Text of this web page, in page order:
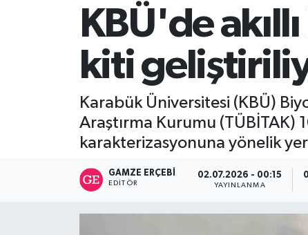
KBÜ'de
kiti
Karabük Üniversitesi (KBÜ)
Araştırma Kurumu (TÜBİTAK)
karakterizasyonuna yönelik
GAMZE ERÇEBI
EDITÖR
02.07.2026 - 00:15
YAYINLANMA
SİYASET
KARABÜK
GÜNCEL
Süper Lig Puan Durumu ve Fikstür
Son Dakika Haberleri